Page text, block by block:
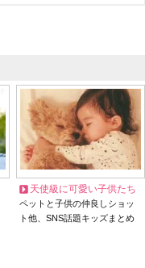
天使級に可愛い子供たち
ペットと子供の仲良しショッ
ト他、SNS話題キッズまとめ